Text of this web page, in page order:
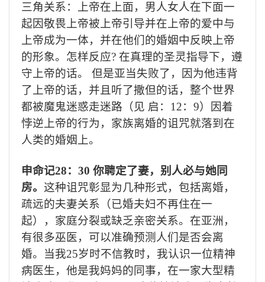
三角关系：上帝在上面，男人女人在下面一
起因敬畏上帝被上帝引导并在上帝的爱中与
上帝成为一体，并在他们的婚姻中反映上帝
的形象。 怎样反应? 在真理的圣灵指导下，遵
守上帝的话。
但是亚当失败了，因为他违背
了上帝的话，并且听了撒但的话，整个世界
都被魔鬼迷惑走迷路（见 启： 12： 9）因着
悖逆上帝的行为，家族离婚的诅咒就落到在
人类的婚姻上。
申命记28： 30 你聘定了妻，别人必与她同
房。 这种诅咒彰显为几种形式，包括离婚，
疏远的夫妻关系（已婚夫妇不再住在一
起），家庭分裂或缺乏亲密关系。在亚洲，
有很多巫医，可以准确预测人们是否会离
婚。当我25岁时不信教时，我认识一位精神
病医生，他是我妈妈的同事，在一家大型精